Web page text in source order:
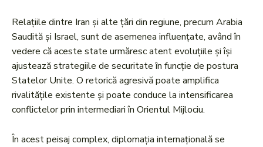
Relațiile dintre Iran și alte țări din regiune, precum Arabia
Saudită și Israel, sunt de asemenea influențate, având în
vedere că aceste state urmăresc atent evoluțiile și își
ajustează strategiile de securitate în funcție de postura
Statelor Unite. O retorică agresivă poate amplifica
rivalitățile existente și poate conduce la intensificarea
conflictelor prin intermediari în Orientul Mijlociu.
În acest peisaj complex, diplomația internațională se